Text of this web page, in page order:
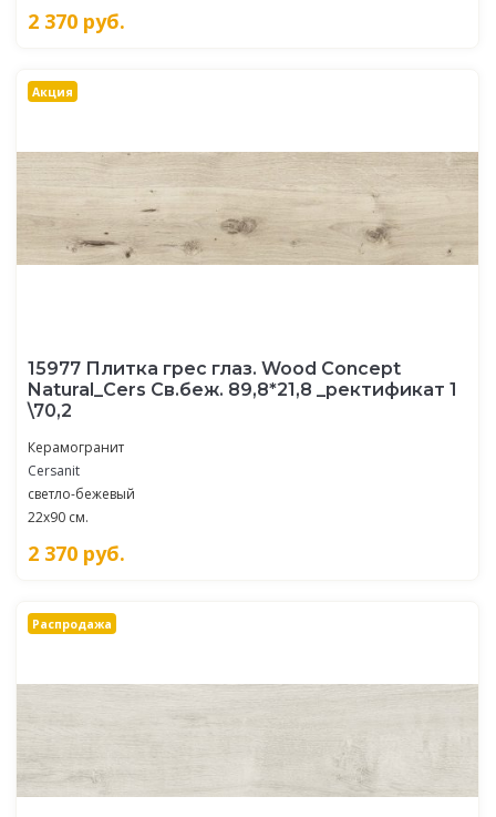
2 370 руб.
Акция
15977 Плитка грес глаз. Wood Concept
Natural_Cers Св.беж. 89,8*21,8 _ректификат 1
\70,2
Керамогранит
Cersanit
светло-бежевый
22x90 см.
2 370 руб.
Распродажа